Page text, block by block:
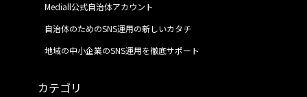
Mediall公式自治体アカウント
自治体のためのSNS運用の新しいカタチ
地域の中小企業のSNS運用を徹底サポート
カテゴリ